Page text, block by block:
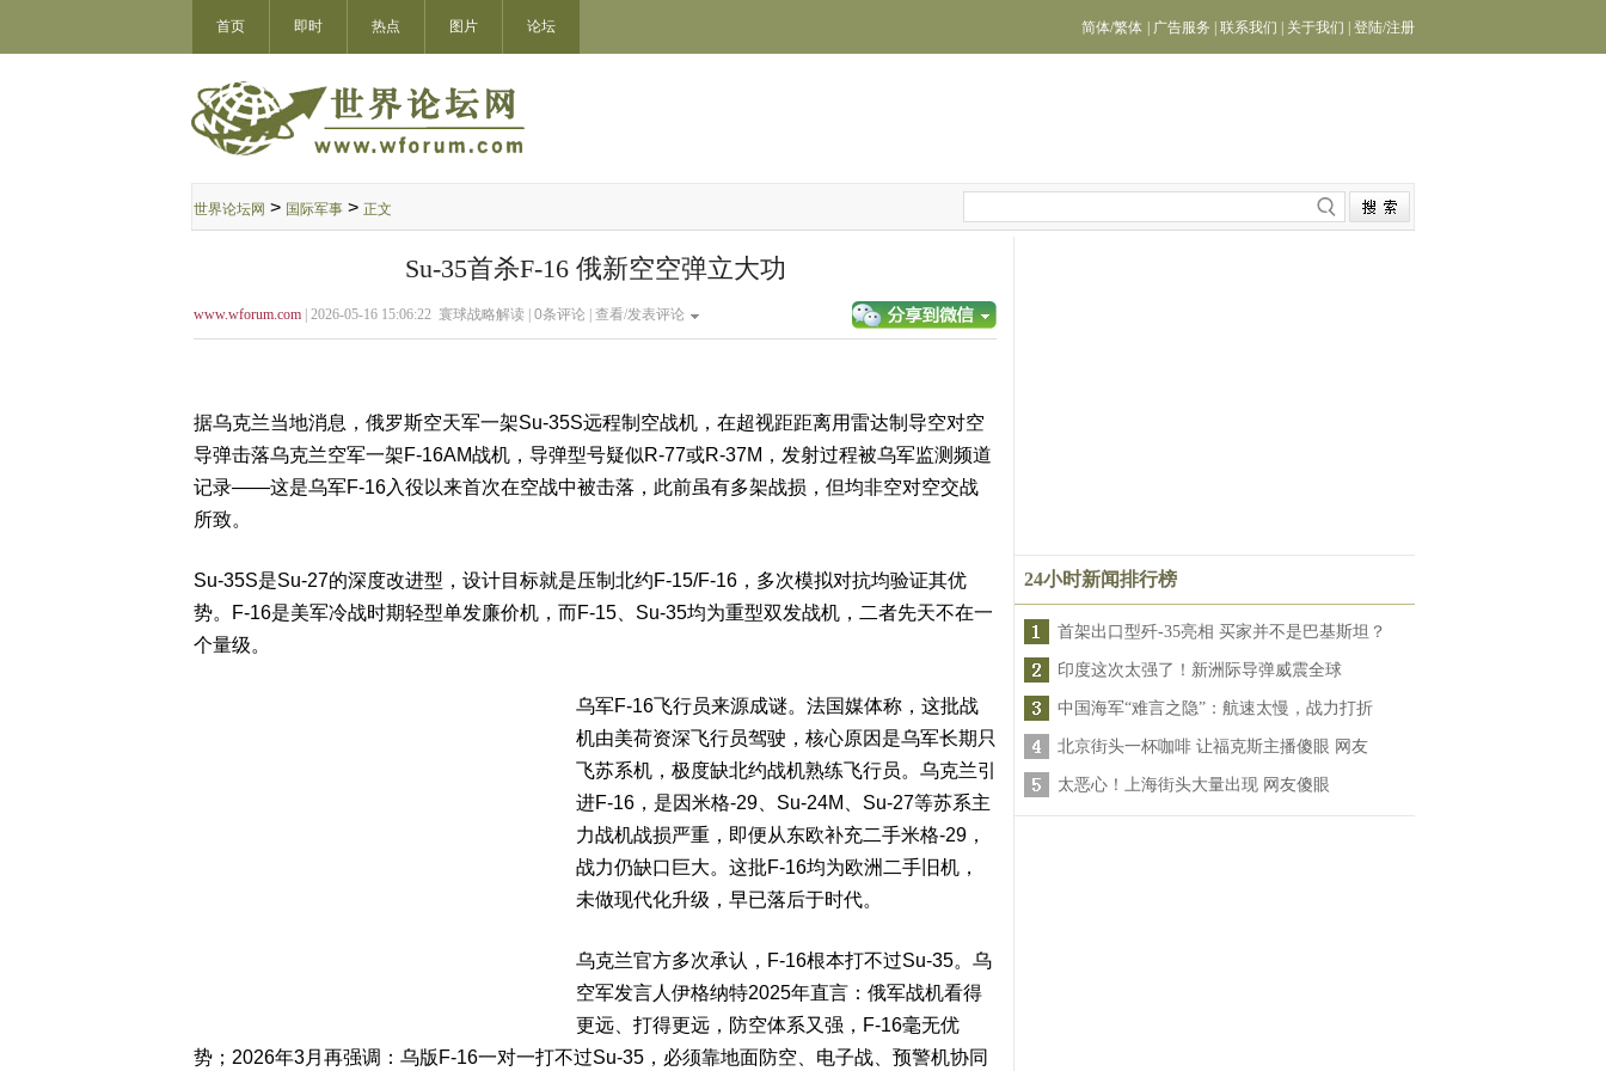
首页 即时 热点 图片 论坛 简体/繁体 广告服务 联系我们 关于我们 登陆/注册
世界论坛网 > 国际军事 > 正文
Su-35首杀F-16 俄新空空弹立大功
www.wforum.com | 2026-05-16 15:06:22 寰球战略解读 | 0条评论 | 查看/发表评论
据乌克兰当地消息，俄罗斯空天军一架Su-35S远程制空战机，在超视距距离用雷达制导空对空
导弹击落乌克兰空军一架F-16AM战机，导弹型号疑似R-77或R-37M，发射过程被乌军监测频道
记录——这是乌军F-16入役以来首次在空战中被击落，此前虽有多架战损，但均非空对空交战
所致。
Su-35S是Su-27的深度改进型，设计目标就是压制北约F-15/F-16，多次模拟对抗均验证其优
势。F-16是美军冷战时期轻型单发廉价机，而F-15、Su-35均为重型双发战机，二者先天不在一
个量级。
乌军F-16飞行员来源成谜。法国媒体称，这批战
机由美荷资深飞行员驾驶，核心原因是乌军长期只
飞苏系机，极度缺北约战机熟练飞行员。乌克兰引
进F-16，是因米格-29、Su-24M、Su-27等苏系主
力战机战损严重，即便从东欧补充二手米格-29，
战力仍缺口巨大。这批F-16均为欧洲二手旧机，
未做现代化升级，早已落后于时代。
乌克兰官方多次承认，F-16根本打不过Su-35。乌
空军发言人伊格纳特2025年直言：俄军战机看得
更远、打得更远，防空体系又强，F-16毫无优
势；2026年3月再强调：乌版F-16一对一打不过Su-35，必须靠地面防空、电子战、预警机协同
24小时新闻排行榜
首架出口型歼-35亮相 买家并不是巴基斯坦？
印度这次太强了！新洲际导弹威震全球
中国海军“难言之隐”：航速太慢，战力打折
北京街头一杯咖啡 让福克斯主播傻眼 网友
太恶心！上海街头大量出现 网友傻眼